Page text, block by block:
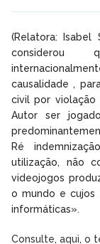
(Relatora: Isabel
considerou
causalidade ,
civil por violação
Autor ser
Ré
utilização, não
videojogos
o mundo e cujos
informáticas».
Consulte, aqui, o